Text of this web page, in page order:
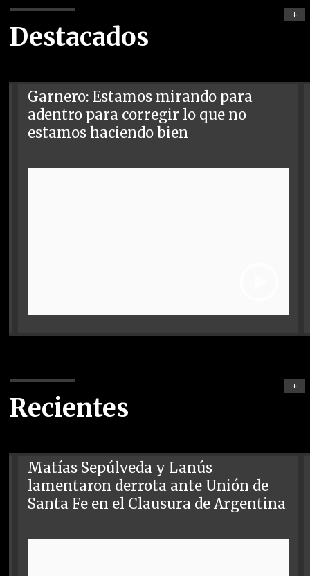
Destacados
+
Garnero: Estamos mirando para
adentro para corregir lo que no
estamos haciendo bien
Recientes
+
Matías Sepúlveda y Lanús
lamentaron derrota ante Unión de
Santa Fe en el Clausura de Argentina